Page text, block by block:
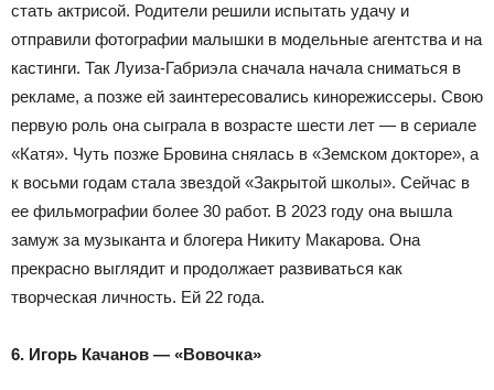
стать актрисой. Родители решили испытать удачу и
отправили фотографии малышки в модельные агентства и на
кастинги. Так Луиза-Габриэла сначала начала сниматься в
рекламе, а позже ей заинтересовались кинорежиссеры. Свою
первую роль она сыграла в возрасте шести лет — в сериале
«Катя». Чуть позже Бровина снялась в «Земском докторе», а
к восьми годам стала звездой «Закрытой школы». Сейчас в
ее фильмографии более 30 работ. В 2023 году она вышла
замуж за музыканта и блогера Никиту Макарова. Она
прекрасно выглядит и продолжает развиваться как
творческая личность. Ей 22 года.
6. Игорь Качанов — «Вовочка»